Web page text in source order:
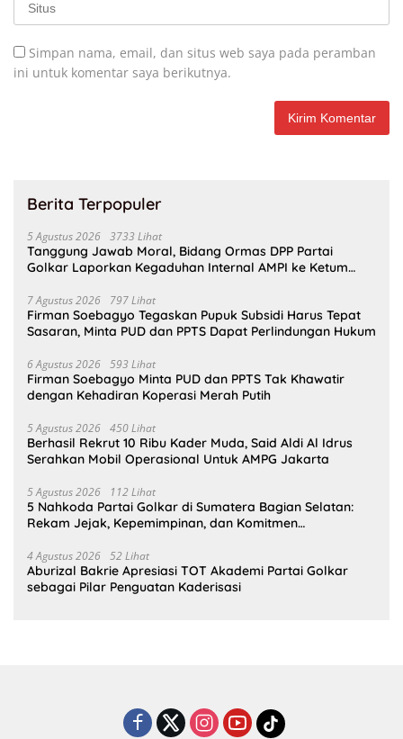
Simpan nama, email, dan situs web saya pada peramban
ini untuk komentar saya berikutnya.
Berita Terpopuler
5 Agustus 2026 3733 Lihat
Tanggung Jawab Moral, Bidang Ormas DPP Partai
Golkar Laporkan Kegaduhan Internal AMPI ke Ketum
7 Agustus 2026 797 Lihat
Firman Soebagyo Tegaskan Pupuk Subsidi Harus Tepat
Sasaran, Minta PUD dan PPTS Dapat Perlindungan Hukum
6 Agustus 2026 593 Lihat
Firman Soebagyo Minta PUD dan PPTS Tak Khawatir
dengan Kehadiran Koperasi Merah Putih
5 Agustus 2026 450 Lihat
Berhasil Rekrut 10 Ribu Kader Muda, Said Aldi Al Idrus
Serahkan Mobil Operasional Untuk AMPG Jakarta
5 Agustus 2026 112 Lihat
5 Nahkoda Partai Golkar di Sumatera Bagian Selatan:
Rekam Jejak, Kepemimpinan, dan Komitmen
4 Agustus 2026 52 Lihat
Aburizal Bakrie Apresiasi TOT Akademi Partai Golkar
sebagai Pilar Penguatan Kaderisasi